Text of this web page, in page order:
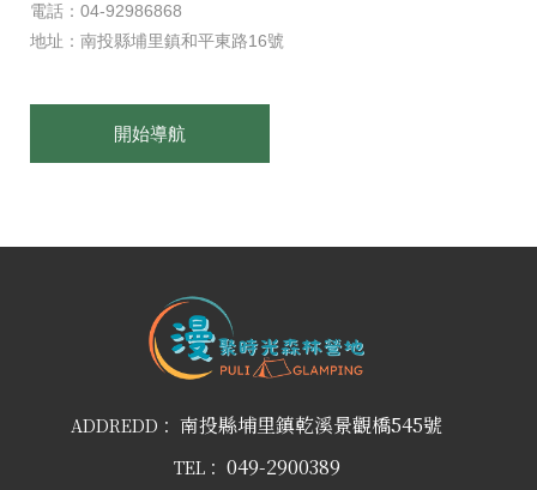
電話：04-92986868
地址：南投縣埔里鎮和平東路16號
開始導航
ADDREDD： 南投縣埔里鎮乾溪景觀橋545號
TEL： 049-2900389